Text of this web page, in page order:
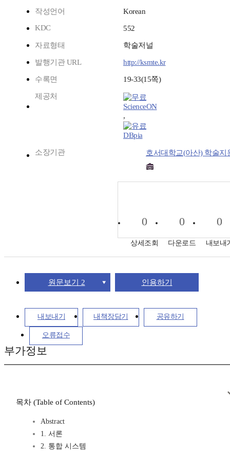
작성언어
Korean
KDC
552
자료형태 학술저널
발행기관 URL http://ksmte.kr
수록면 19-33(15쪽)
제공처
ScienceON
,
DBpia
소장기관 호서대학교(아산) 학술지
0
상세조회
0
다운로드
0
내보내
원문보기 2 인용하기
내보내기 내책장담기 공유하기
오류접수
부가정보
목차 (Table of Contents)
Abstract
1. 서론
2. 통합 시스템